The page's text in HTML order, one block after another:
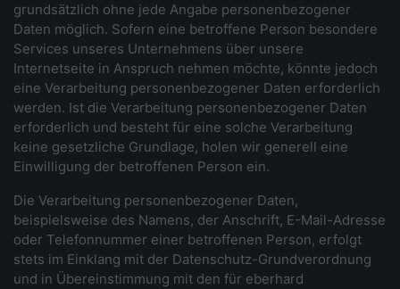
grundsätzlich ohne jede Angabe personenbezogener
Daten möglich. Sofern eine betroffene Person besondere
Services unseres Unternehmens über unsere
Internetseite in Anspruch nehmen möchte, könnte jedoch
eine Verarbeitung personenbezogener Daten erforderlich
werden. Ist die Verarbeitung personenbezogener Daten
erforderlich und besteht für eine solche Verarbeitung
keine gesetzliche Grundlage, holen wir generell eine
Einwilligung der betroffenen Person ein.
Die Verarbeitung personenbezogener Daten,
beispielsweise des Namens, der Anschrift, E-Mail-Adresse
oder Telefonnummer einer betroffenen Person, erfolgt
stets im Einklang mit der Datenschutz-Grundverordnung
und in Übereinstimmung mit den für eberhard